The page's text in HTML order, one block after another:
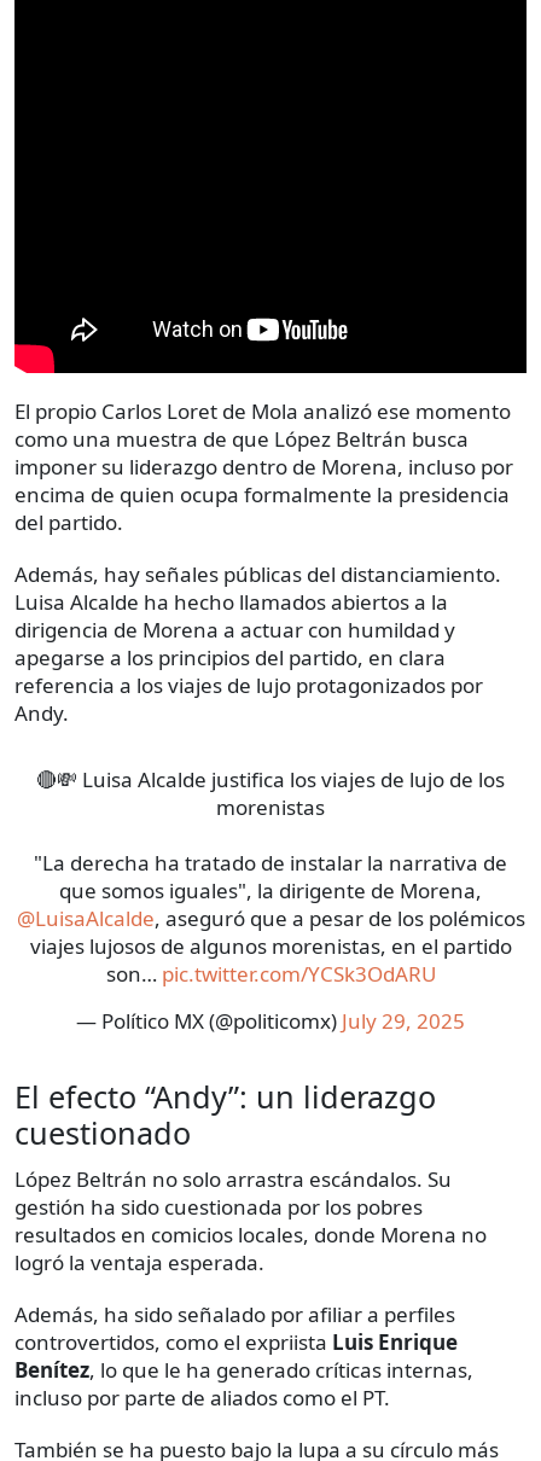
El propio Carlos Loret de Mola analizó ese momento
como una muestra de que López Beltrán busca
imponer su liderazgo dentro de Morena, incluso por
encima de quien ocupa formalmente la presidencia
del partido.
Además, hay señales públicas del distanciamiento.
Luisa Alcalde ha hecho llamados abiertos a la
dirigencia de Morena a actuar con humildad y
apegarse a los principios del partido, en clara
referencia a los viajes de lujo protagonizados por
Andy.
🔴💸 Luisa Alcalde justifica los viajes de lujo de los
morenistas
"La derecha ha tratado de instalar la narrativa de
que somos iguales", la dirigente de Morena,
@LuisaAlcalde, aseguró que a pesar de los polémicos
viajes lujosos de algunos morenistas, en el partido
son… pic.twitter.com/YCSk3OdARU
— Político MX (@politicomx) July 29, 2025
El efecto “Andy”: un liderazgo
cuestionado
López Beltrán no solo arrastra escándalos. Su
gestión ha sido cuestionada por los pobres
resultados en comicios locales, donde Morena no
logró la ventaja esperada.
Además, ha sido señalado por afiliar a perfiles
controvertidos, como el expriista Luis Enrique
Benítez, lo que le ha generado críticas internas,
incluso por parte de aliados como el PT.
También se ha puesto bajo la lupa a su círculo más